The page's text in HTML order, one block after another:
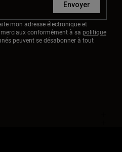
Envoyer
mon adresse électronique et
conformément à sa politique
peuvent se désabonner à tout